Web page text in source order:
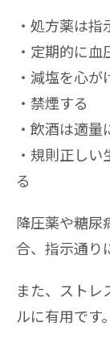
処方薬は指
定期的に血
減塩を心が
禁煙する
飲酒は適量
規則正しい
る
降圧薬や糖尿
合、指示通り
また、ストレ
ルに有用です。